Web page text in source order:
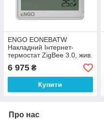
ENGO EONEBATW
Накладний Інтернет-
термостат ZigBee 3.0, жив.
Li-ion 3,7V (білий)
6 975 ₴
Купити
Про нас